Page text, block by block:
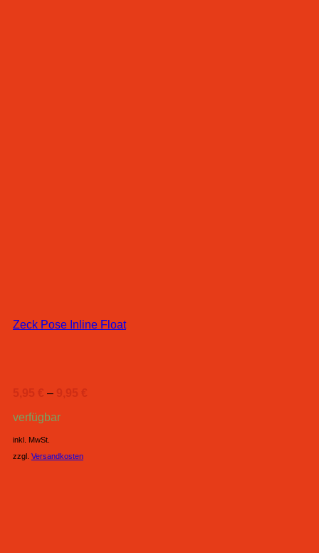
Zeck Pose Inline Float
5,95 € – 9,95 €
verfügbar
inkl. MwSt.
zzgl. Versandkosten